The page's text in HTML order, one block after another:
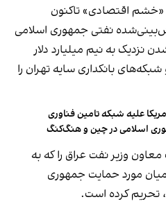
«خشم اقتصادی» تاکنون
نفتی جمهوری اسلامی
نزدیک به نیم میلیارد دلار
بانکداری سایه تهران را
علیه شبکه تامین فناوری
اسلامی در چین و هنگ‌کنگ
وزیر نفت عراق را که به
مورد حمایت جمهوری
تحریم کرده است.